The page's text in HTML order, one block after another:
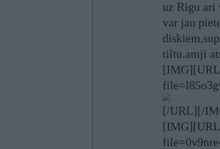
uz Rigu ari
var jau
tiltu.amji
[/URL][/